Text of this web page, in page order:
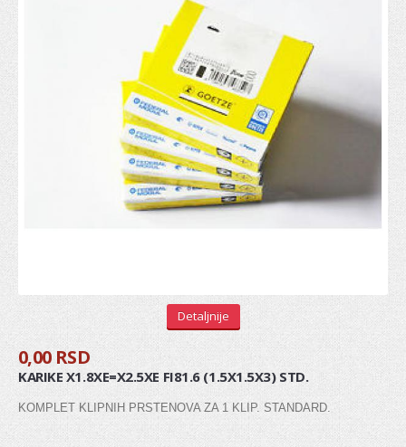
ŠASIJA I UPRAVLJANJE
KOČIONI SISTEM
Crevo kočnica
Sajla ručne
Osnovni cilindri
Glavni kočioni cilindar
Gumice kočionog cilindra
Detaljnije
0,00 RSD
KARIKE X1.8XE=X2.5XE FI81.6 (1.5X1.5X3) STD.
KOMPLET KLIPNIH PRSTENOVA ZA 1 KLIP. STANDARD.